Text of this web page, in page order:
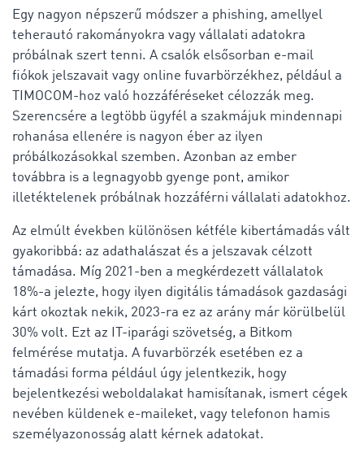
Egy nagyon népszerű módszer a phishing, amellyel
teherautó rakományokra vagy vállalati adatokra
próbálnak szert tenni. A csalók elsősorban e-mail
fiókok jelszavait vagy online fuvarbörzékhez, például a
TIMOCOM-hoz való hozzáféréseket célozzák meg.
Szerencsére a legtöbb ügyfél a szakmájuk mindennapi
rohanása ellenére is nagyon éber az ilyen
próbálkozásokkal szemben. Azonban az ember
továbbra is a legnagyobb gyenge pont, amikor
illetéktelenek próbálnak hozzáférni vállalati adatokhoz.
Az elmúlt években különösen kétféle kibertámadás vált
gyakoribbá: az adathalászat és a jelszavak célzott
támadása. Míg 2021-ben a megkérdezett vállalatok
18%-a jelezte, hogy ilyen digitális támadások gazdasági
kárt okoztak nekik, 2023-ra ez az arány már körülbelül
30% volt. Ezt az IT-iparági szövetség, a Bitkom
felmérése mutatja. A fuvarbörzék esetében ez a
támadási forma például úgy jelentkezik, hogy
bejelentkezési weboldalakat hamisítanak, ismert cégek
nevében küldenek e-maileket, vagy telefonon hamis
személyazonosság alatt kérnek adatokat.